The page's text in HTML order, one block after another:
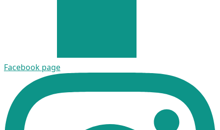
Facebook page